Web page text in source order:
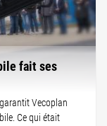
fait ses
Vecoplan
Ce qui était